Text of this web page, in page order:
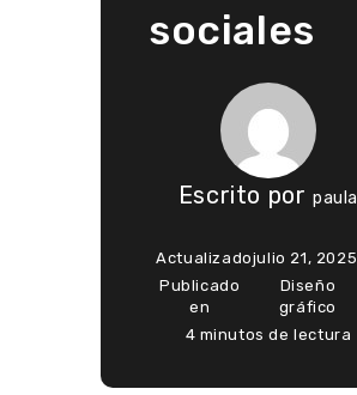
sociales
Escrito porpaula
Actualizadojulio 21, 2025
Publicado
en
Diseño
gráfico
4 minutos de lectura